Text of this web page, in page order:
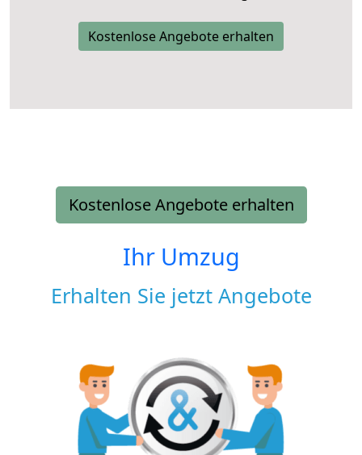
Kostenlose Angebote erhalten
Kostenlose Angebote erhalten
Ihr Umzug
Erhalten Sie jetzt Angebote